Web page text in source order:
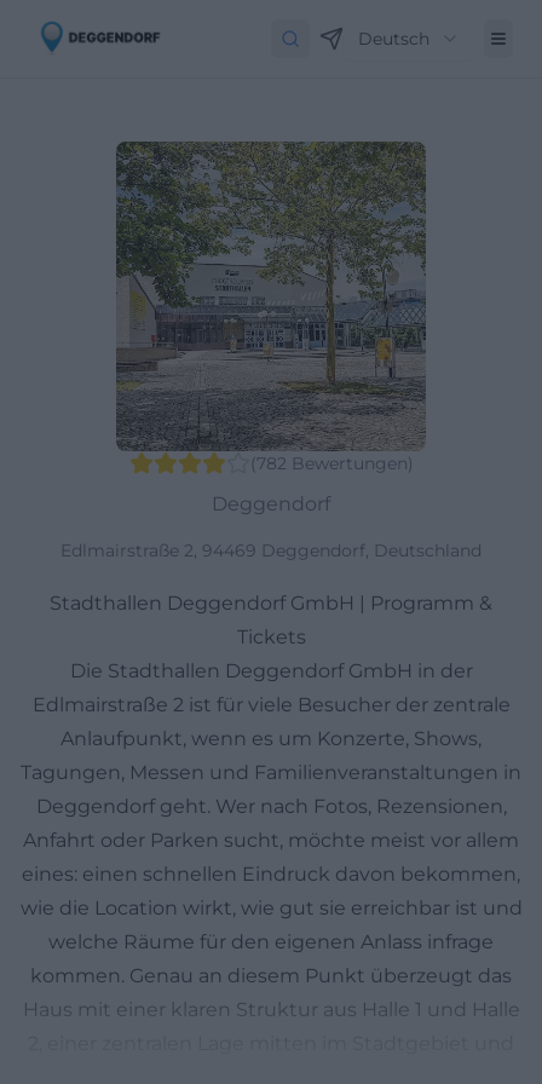
Deutsch
(782 Bewertungen)
Deggendorf
Edlmairstraße 2, 94469 Deggendorf, Deutschland
Stadthallen Deggendorf GmbH | Programm &
Tickets
Die Stadthallen Deggendorf GmbH in der
Edlmairstraße 2 ist für viele Besucher der zentrale
Anlaufpunkt, wenn es um Konzerte, Shows,
Tagungen, Messen und Familienveranstaltungen in
Deggendorf geht. Wer nach Fotos, Rezensionen,
Anfahrt oder Parken sucht, möchte meist vor allem
eines: einen schnellen Eindruck davon bekommen,
wie die Location wirkt, wie gut sie erreichbar ist und
welche Räume für den eigenen Anlass infrage
kommen. Genau an diesem Punkt überzeugt das
Haus mit einer klaren Struktur aus Halle 1 und Halle